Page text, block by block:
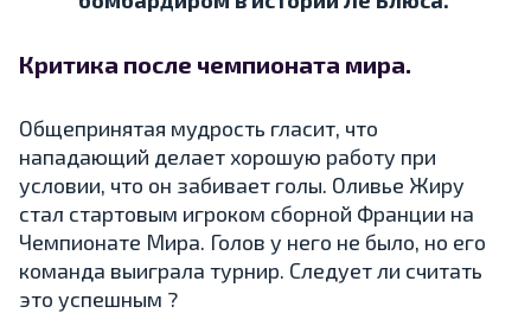
Критика после чемпионата мира.
Общепринятая мудрость гласит, что
нападающий делает хорошую работу при
условии, что он забивает голы. Оливье Жиру
стал стартовым игроком сборной Франции на
Чемпионате Мира. Голов у него не было, но его
команда выиграла турнир. Следует ли считать
это успешным ?